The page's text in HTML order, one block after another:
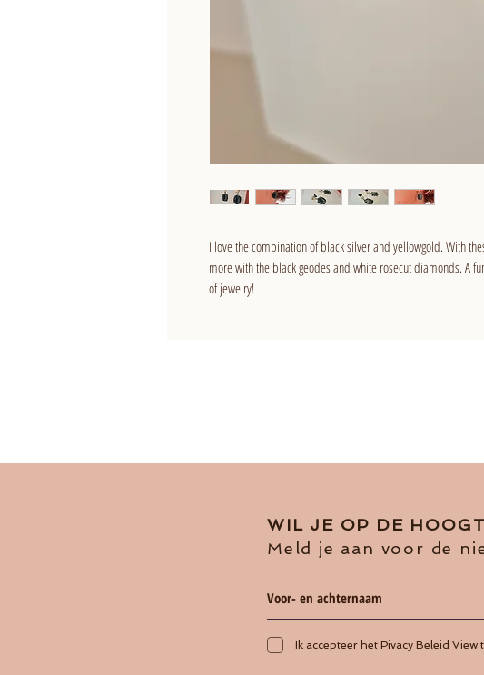
I love the combination of black silver and yellowgold. With
more with the black geodes and white rosecut diamonds. A
of jewelry!
WIL JE OP DE
Meld je aan voor de
Ik accepteer het Pivacy Beleid View